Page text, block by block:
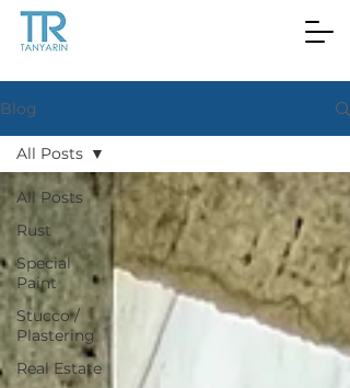
Blog
All Posts
Rust
Special
Paint
Stucco /
Plastering
Real Estate
All Posts